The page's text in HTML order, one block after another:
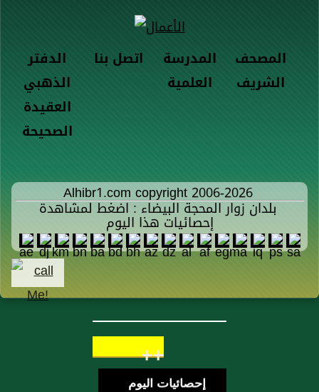
الدفتر
الذهبي
اتصل بنا
المدرسة
العلمية
المصحف
الشريف
العقيدة
الصحيحة
Alhibr1.com copyright 2006-2026
بلدان زوار المحجة البيضاء : اضغط لمشاهدة
إحصائيات هذا اليوم
++